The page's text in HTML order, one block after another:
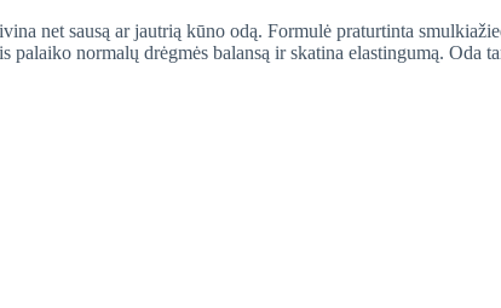
net sausą ar jautrią kūno odą. Formulė praturtinta
normalų drėgmės balansą ir skatina elastingumą. Oda